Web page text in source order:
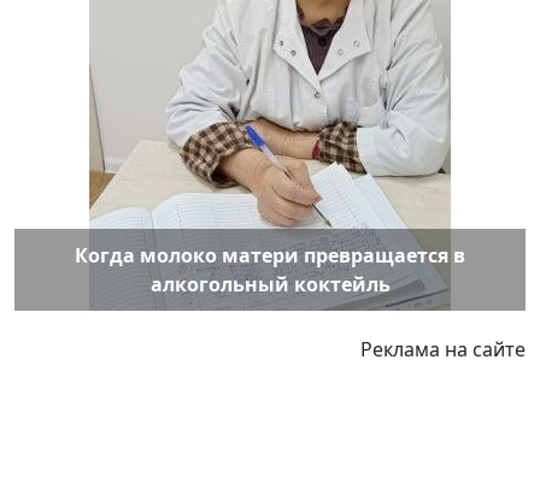
Когда молоко матери превращается в
алкогольный коктейль
Реклама на сайте